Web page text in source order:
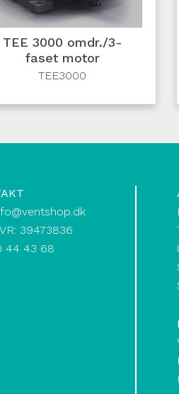
TEE 3000 omdr./3-
faset motor
TEE3000
39473836
44 43 68